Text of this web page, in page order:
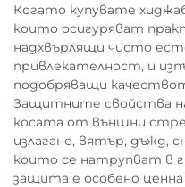
Когато купувате
които осигуряват
надхвърлящи чисто
привлекателност, и
подобряващи
Защитните свойства
косата от външни
излагане, вятър, дъжд,
които се натрупват в
защита е особено ценна